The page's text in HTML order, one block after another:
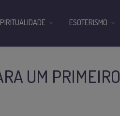
UM PRIMEIRO
ESOTERISMO